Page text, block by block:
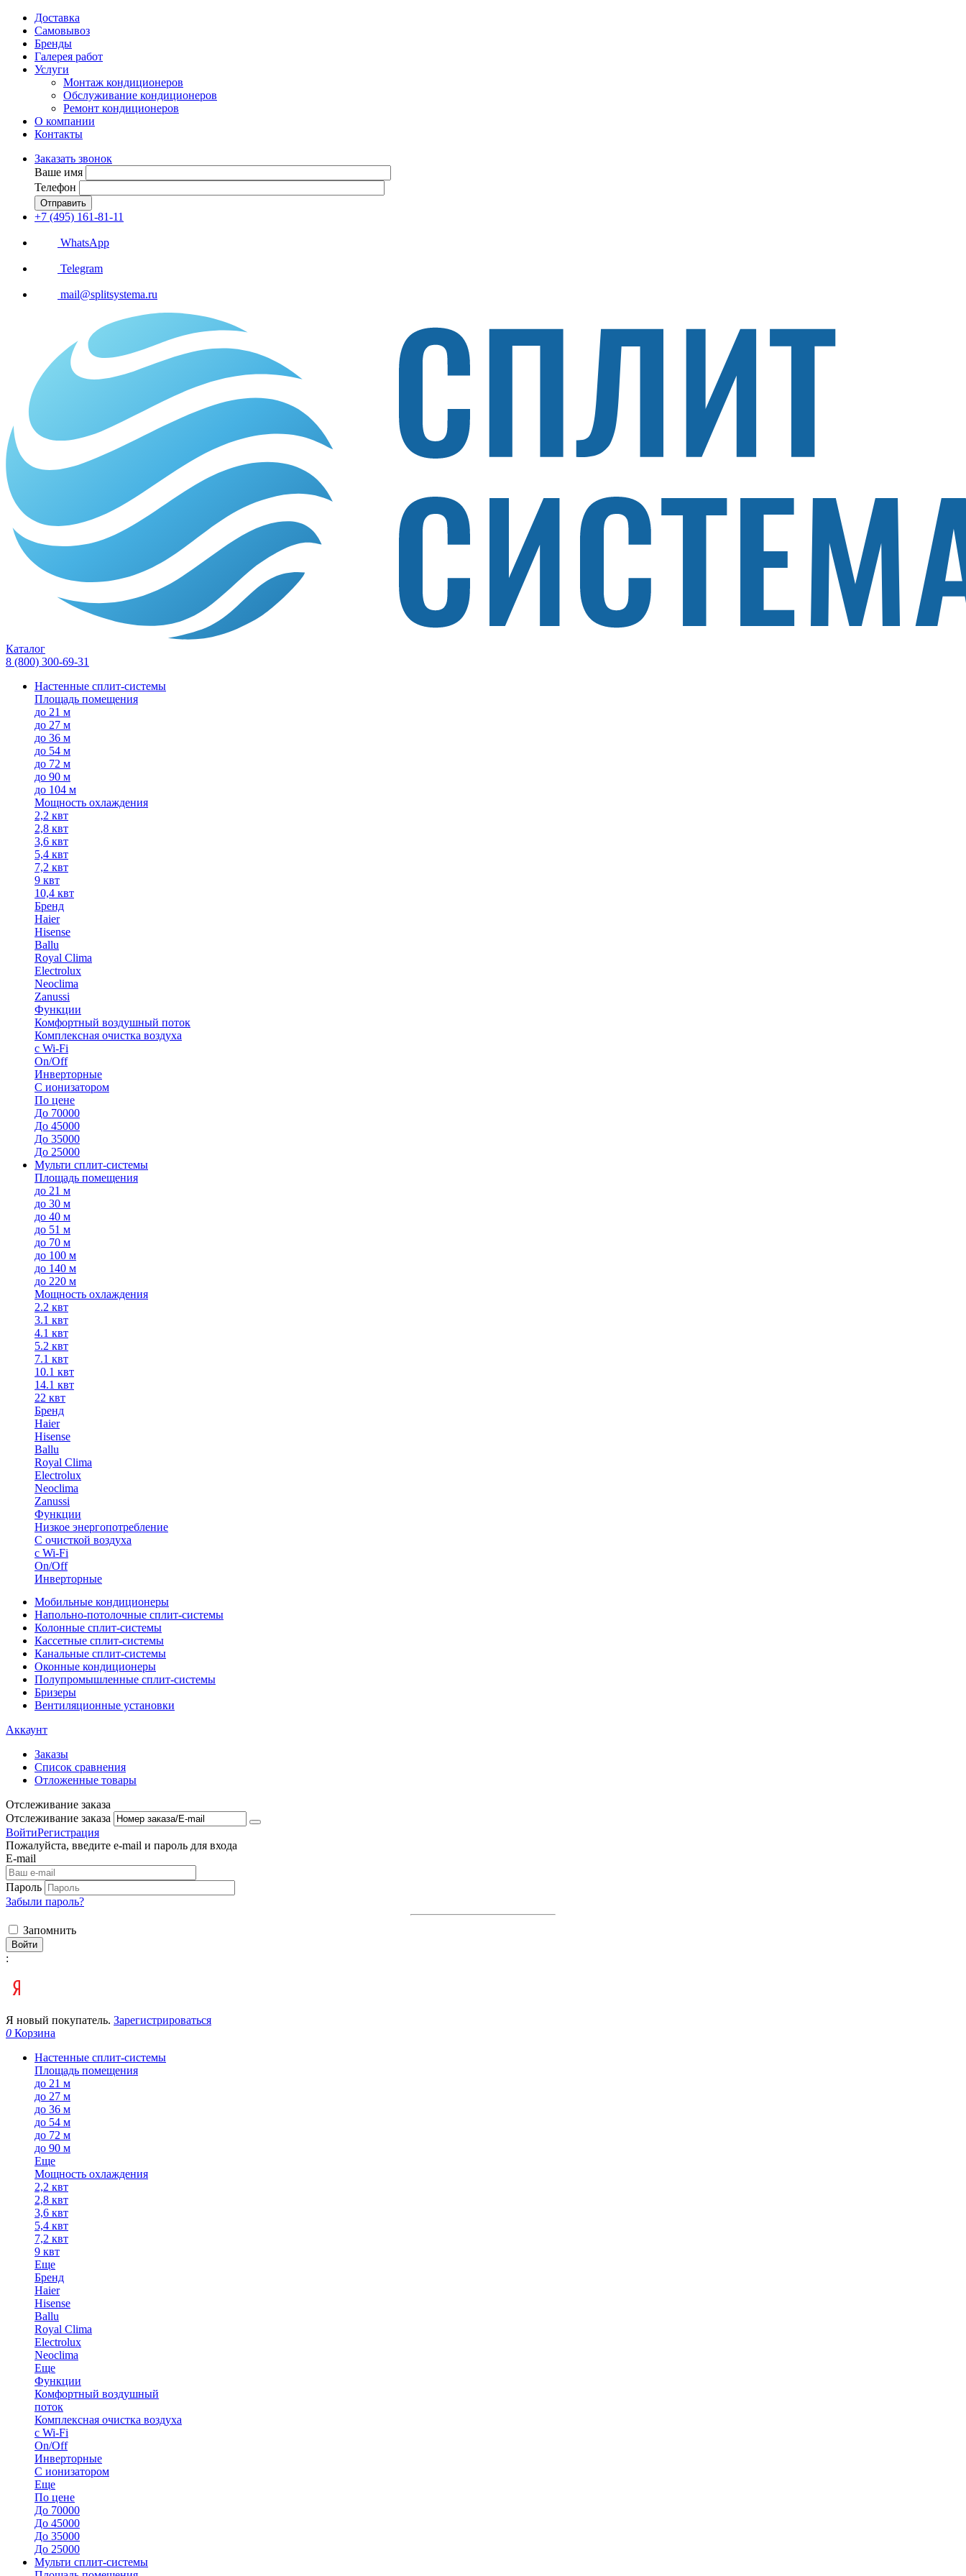
Доставка
Самовывоз
Бренды
Галерея работ
Услуги
Монтаж кондиционеров
Обслуживание кондиционеров
Ремонт кондиционеров
О компании
Контакты
Заказать звонок
Ваше имя
Телефон
Отправить
+7 (495) 161-81-11
WhatsApp
Telegram
mail@splitsystema.ru
Каталог
8 (800) 300-69-31
Настенные сплит-системы
Площадь помещения
до 21 м
до 27 м
до 36 м
до 54 м
до 72 м
до 90 м
до 104 м
Мощность охлаждения
2,2 квт
2,8 квт
3,6 квт
5,4 квт
7,2 квт
9 квт
10,4 квт
Бренд
Haier
Hisense
Ballu
Royal Clima
Electrolux
Neoclima
Zanussi
Функции
Комфортный воздушный поток
Комплексная очистка воздуха
с Wi-Fi
On/Off
Инверторные
С ионизатором
По цене
До 70000
До 45000
До 35000
До 25000
Мульти сплит-системы
Площадь помещения
до 21 м
до 30 м
до 40 м
до 51 м
до 70 м
до 100 м
до 140 м
до 220 м
Мощность охлаждения
2.2 квт
3.1 квт
4.1 квт
5.2 квт
7.1 квт
10.1 квт
14.1 квт
22 квт
Бренд
Haier
Hisense
Ballu
Royal Clima
Electrolux
Neoclima
Zanussi
Функции
Низкое энергопотребление
С очисткой воздуха
с Wi-Fi
On/Off
Инверторные
Мобильные кондиционеры
Напольно-потолоч​ные ​сплит-системы
Колонные ​​сплит-системы
Кассетные сплит-системы
Канальные сплит-системы
Оконные кондиционеры
Полупромышленные сплит-системы
Бризеры
Вентиляционные установки
Аккаунт
Заказы
Список сравнения
Отложенные товары
Отслеживание заказа
Отслеживание заказа
ВойтиРегистрация
Пожалуйста, введите e-mail и пароль для входа
E-mail
Пароль
Забыли пароль?
Запомнить
Войти
:
Я новый покупатель. Зарегистрироваться
0 Корзина
Настенные сплит-системы
Площадь помещения
до 21 м
до 27 м
до 36 м
до 54 м
до 72 м
до 90 м
Еще
Мощность охлаждения
2,2 квт
2,8 квт
3,6 квт
5,4 квт
7,2 квт
9 квт
Еще
Бренд
Haier
Hisense
Ballu
Royal Clima
Electrolux
Neoclima
Еще
Функции
Комфортный воздушный
поток
Комплексная очистка воздуха
с Wi-Fi
On/Off
Инверторные
С ионизатором
Еще
По цене
До 70000
До 45000
До 35000
До 25000
Мульти сплит-системы